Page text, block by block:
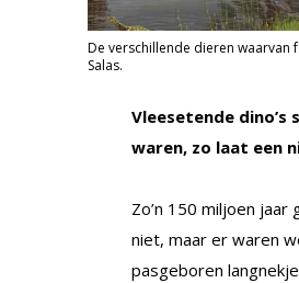
De verschillende dieren waarvan
Salas.
Vleesetende
waren, zo laat een
Zo’n 150 miljoen jaar
niet, maar er waren
pasgeboren